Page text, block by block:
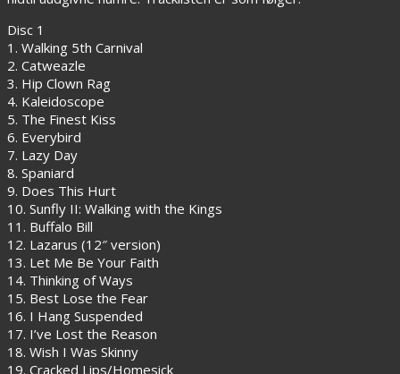
Disc 1
1. Walking 5th Carnival
2. Catweazle
3. Hip Clown Rag
4. Kaleidoscope
5. The Finest Kiss
6. Everybird
7. Lazy Day
8. Spaniard
9. Does This Hurt
10. Sunfly II: Walking with the Kings
11. Buffalo Bill
12. Lazarus (12″ version)
13. Let Me Be Your Faith
14. Thinking of Ways
15. Best Lose the Fear
16. I Hang Suspended
17. I’ve Lost the Reason
18. Wish I Was Skinny
19. Cracked Lips/Homesick